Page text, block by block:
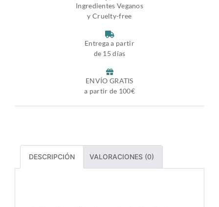
Ingredientes Veganos
y Cruelty-free
Entrega a partir
de 15 días
ENVÍO GRATIS
a partir de 100€
DESCRIPCIÓN VALORACIONES (0)